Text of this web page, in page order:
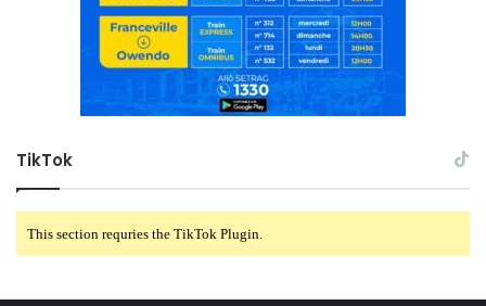
TikTok
This section requries the TikTok Plugin.